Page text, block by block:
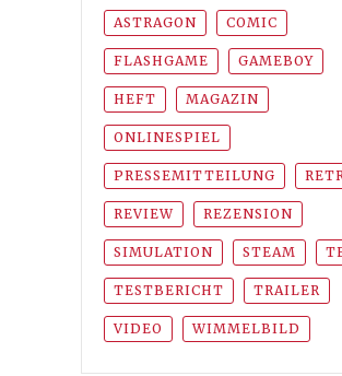
ASTRAGON COMIC
FLASHGAME GAMEBOY
HEFT MAGAZIN
ONLINESPIEL
PRESSEMITTEILUNG
REVIEW REZENSION
SIMULATION STEAM
TESTBERICHT TRAILER
VIDEO WIMMELBILD